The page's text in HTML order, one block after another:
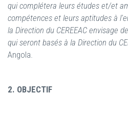
qui complétera leurs études et/et
compétences et leurs aptitudes à
la Direction du CEREEAC envisage
qui seront basés à la Direction du
Angola.
2. OBJECTIF